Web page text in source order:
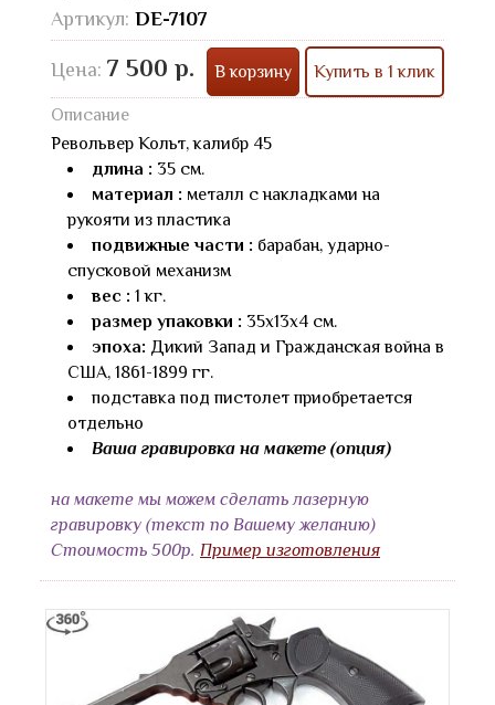
Артикул: DE-7107
Цена: 7 500 р. В корзину Купить в 1 клик
Описание
Револьвер Кольт, калибр 45
длина : 35 см.
материал : металл с накладками на
рукояти из пластика
подвижные части : барабан, ударно-
спусковой механизм
вес : 1 кг.
размер упаковки : 35х13х4 см.
эпоха: Дикий Запад и Гражданская война в
США, 1861-1899 гг.
подставка под пистолет приобретается
отдельно
Ваша гравировка на макете (опция)
на макете мы можем сделать лазерную
гравировку (текст по Вашему желанию)
Стоимость 500р. Пример изготовления